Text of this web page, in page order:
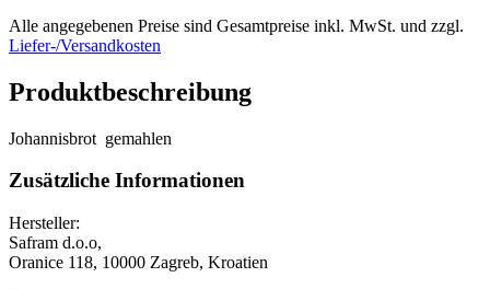
Alle angegebenen Preise sind Gesamtpreise inkl. MwSt. und zzgl.
Liefer-/Versandkosten
Produktbeschreibung
Johannisbrot gemahlen
Zusätzliche Informationen
Hersteller:
Safram d.o.o,
Oranice 118, 10000 Zagreb, Kroatien